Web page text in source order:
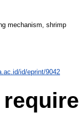
mechanism, shrimp
id/eprint/9042